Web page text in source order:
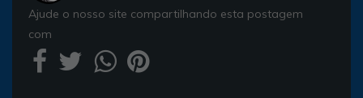
Ajude o nosso site compartilhando esta postagem
com